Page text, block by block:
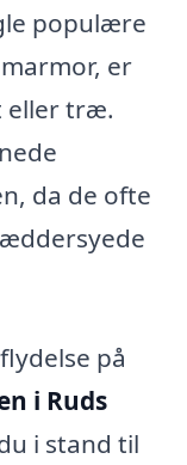
populære
er
eller træ.
da de ofte
på
i Ruds
i stand til